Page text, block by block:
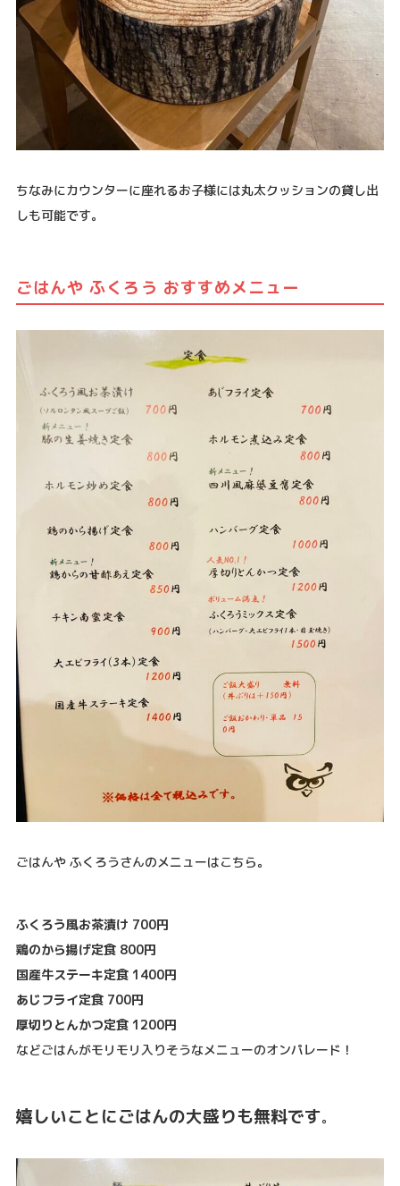
ちなみにカウンターに座れるお子様には丸太クッションの貸し出
しも可能です。
ごはんや ふくろう おすすめメニュー
ごはんや ふくろうさんのメニューはこちら。
ふくろう風お茶漬け 700円
鶏のから揚げ定食 800円
国産牛ステーキ定食 1400円
あじフライ定食 700円
厚切りとんかつ定食 1200円
などごはんがモリモリ入りそうなメニューのオンパレード！
嬉しいことにごはんの大盛りも無料です。